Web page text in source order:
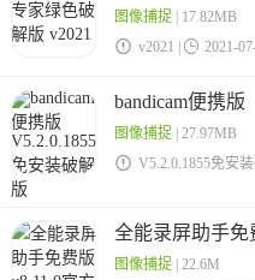
图像捕捉 | 17.82MB
 v2021 |  2021-
bandicam便携版
图像捕捉 | 27.97MB
 V5.2.0.1855免安装
全能录屏助手免
图像捕捉 | 22.6M